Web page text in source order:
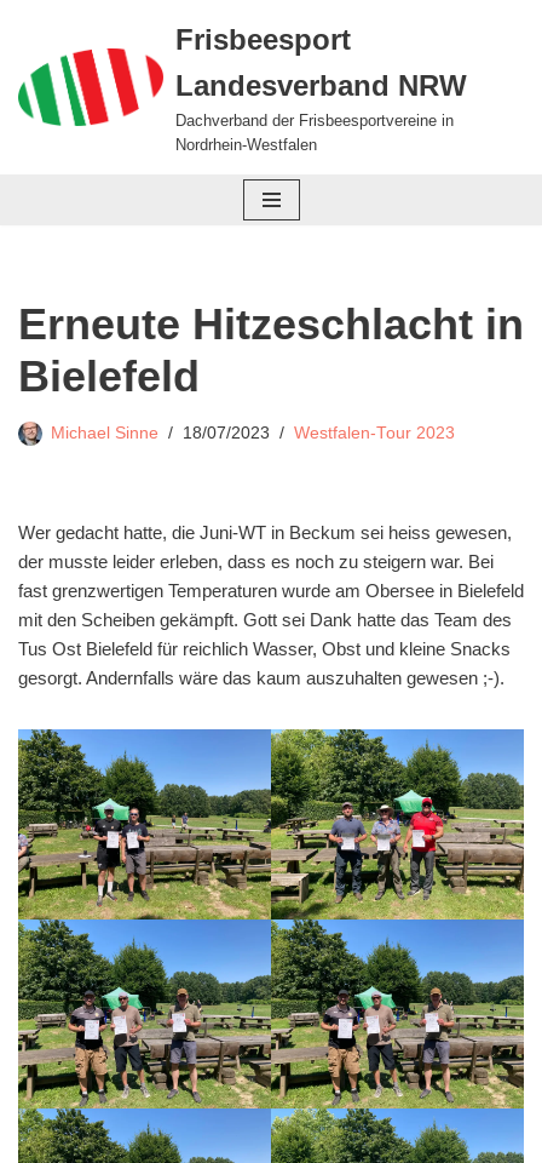
Zum
Inhalt
springen
Frisbeesport
Landesverband NRW
Dachverband der Frisbeesportvereine in
Nordrhein-Westfalen
Erneute Hitzeschlacht in
Bielefeld
Michael Sinne 18/07/2023 Westfalen-Tour 2023
Wer gedacht hatte, die Juni-WT in Beckum sei heiss gewesen,
der musste leider erleben, dass es noch zu steigern war. Bei
fast grenzwertigen Temperaturen wurde am Obersee in Bielefeld
mit den Scheiben gekämpft. Gott sei Dank hatte das Team des
Tus Ost Bielefeld für reichlich Wasser, Obst und kleine Snacks
gesorgt. Andernfalls wäre das kaum auszuhalten gewesen ;-).